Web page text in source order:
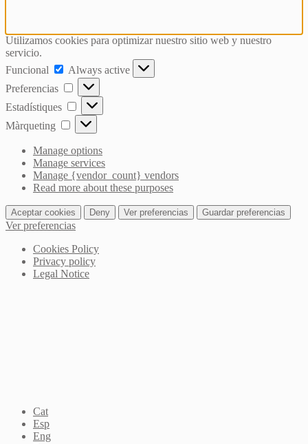
Utilizamos cookies para optimizar nuestro sitio web y nuestro
servicio.
Funcional
Funcional
Always active
Preferencias
Preferencias
Estadístiques Estadístiques
Màrqueting Màrqueting
Manage options
Manage services
Manage {vendor_count} vendors
Read more about these purposes
Aceptar cookies Deny Ver preferencias Guardar preferencias
Ver preferencias
Cookies Policy
Privacy policy
Legal Notice
Cat
Esp
Eng